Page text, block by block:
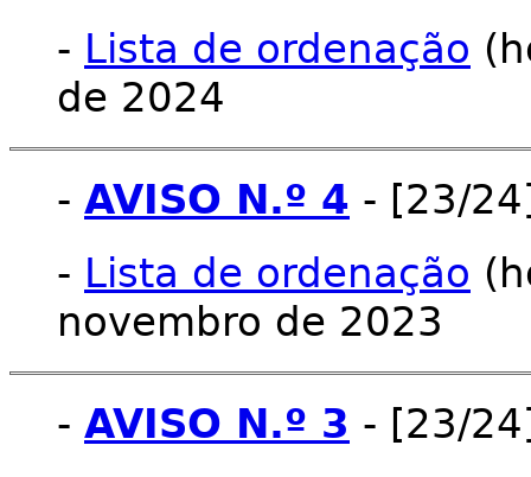
- Lista de ordenação
de 2024
- AVISO N.º 4 - [23/
- Lista de ordenação
novembro de 2023
- AVISO N.º 3 - [23/